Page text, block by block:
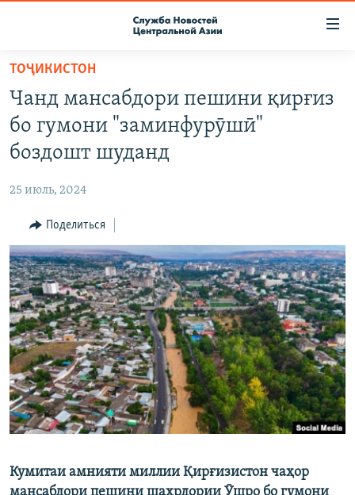
Вернуться
основному
содержанию
Вернутся
главной
Вернутся
поиску
ПОДПИСКА
КОНТАКТЫ
НАСТОЯЩЕЕ ВРЕМЯ
МИГРАНТ МЕДИА
ТОҶИКИСТОН
Чанд мансабдори пешини қирғиз
бо гумони "заминфурӯшӣ"
боздошт шуданд
25 июль, 2024
Поделиться
Кумитаи амнияти миллии Қирғизистон чаҳор